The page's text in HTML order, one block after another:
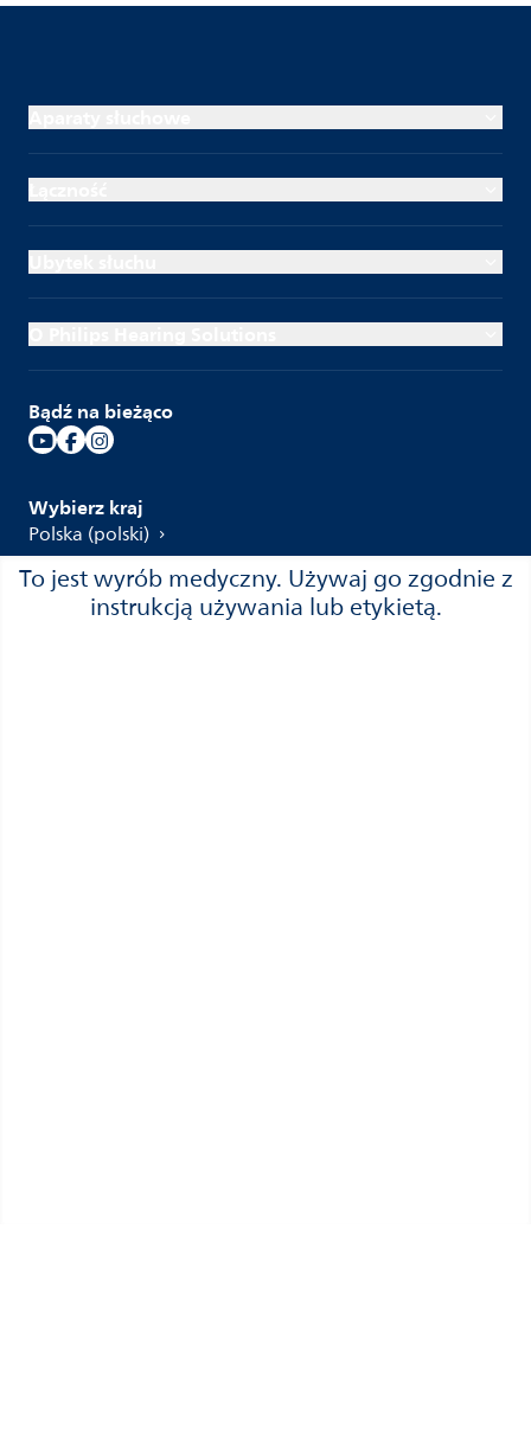
Bądź na bieżąco
Wybierz kraj
Polska (polski)
To jest wyrób medyczny. Używaj go zgodnie z
instrukcją używania lub etykietą.